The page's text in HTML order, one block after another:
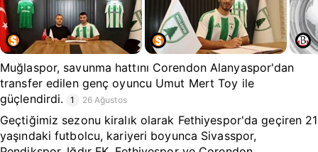
Muğlaspor, savunma hattını Corendon Alanyaspor'dan
transfer edilen genç oyuncu Umut Mert Toy ile
güçlendirdi.
1 26 Ağustos
Geçtiğimiz sezonu kiralık olarak Fethiyespor'da geçiren 21
yaşındaki futbolcu, kariyeri boyunca Sivasspor,